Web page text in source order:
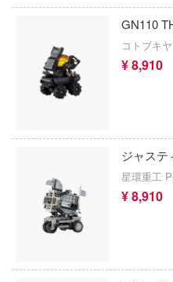
GN110
コトブキヤ
¥ 8,910
ジャステ
星環重工
¥ 8,910
た件
陰
ウの許嫁
ーイビバップ
ムシリーズ
ズバンドクライ
ガンレディ